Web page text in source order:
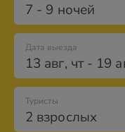
7 - 9 ночей
Дата выезда
13 авг, чт- 19
2 взрослых
Туристы